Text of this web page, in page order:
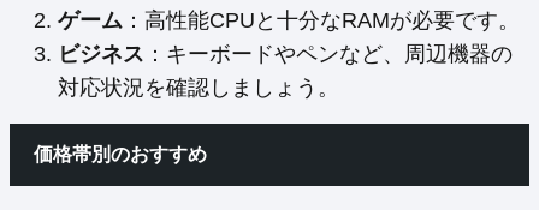
ゲーム ：高性能CPUと十分なRAMが必要です。
ビジネス ：キーボードやペンなど、周辺機器の
対応状況を確認しましょう。
価格帯別のおすすめ